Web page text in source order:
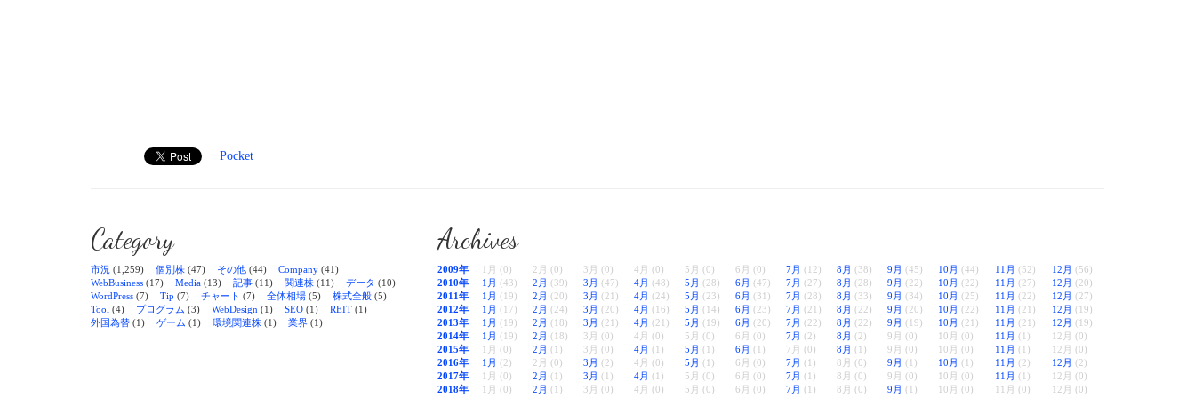
Pocket
Category
市況 (1,259) 個別株 (47) その他 (44) Company (41)
WebBusiness (17) Media (13) 記事 (11) 関連株 (11) データ (10)
WordPress (7) Tip (7) チャート (7) 全体相場 (5) 株式全般 (5)
Tool (4) プログラム (3) WebDesign (1) SEO (1) REIT (1)
外国為替 (1) ゲーム (1) 環境関連株 (1) 業界 (1)
Archives
2009年 1月 (0) 2月 (0) 3月 (0) 4月 (0) 5月 (0) 6月 (0) 7月 (12) 8月 (38) 9月 (45) 10月 (44) 11月 (52) 12月 (56)
2010年
1月 (43) 2月 (39) 3月 (47) 4月 (48) 5月 (28) 6月 (47) 7月 (27) 8月 (28) 9月 (22) 10月 (22) 11月 (27) 12月 (20)
2011年
1月 (19) 2月 (20) 3月 (21) 4月 (24) 5月 (23) 6月 (31) 7月 (28) 8月 (33) 9月 (34) 10月 (25) 11月 (22) 12月 (27)
2012年
1月 (17) 2月 (24) 3月 (20) 4月 (16) 5月 (14) 6月 (23) 7月 (21) 8月 (22) 9月 (20) 10月 (22) 11月 (21) 12月 (19)
2013年
1月 (19) 2月 (18) 3月 (21) 4月 (21) 5月 (19) 6月 (20) 7月 (22) 8月 (22) 9月 (19) 10月 (21) 11月 (21) 12月 (19)
2014年
1月 (19) 2月 (18) 3月 (0) 4月 (0) 5月 (0) 6月 (0) 7月 (2) 8月 (2) 9月 (0) 10月 (0) 11月 (1)
12月 (0)
2015年
1月 (0) 2月 (1) 3月 (0) 4月 (1) 5月 (1) 6月 (1) 7月 (0) 8月 (1) 9月 (0) 10月 (0) 11月 (1)
12月 (0)
2016年
1月 (2) 2月 (0) 3月 (2) 4月 (0) 5月 (1) 6月 (0) 7月 (1) 8月 (0) 9月 (1) 10月 (1) 11月 (2) 12月 (2)
2017年
1月 (0) 2月 (1) 3月 (1) 4月 (1) 5月 (0) 6月 (0) 7月 (1) 8月 (0) 9月 (0) 10月 (0) 11月 (1)
12月 (0)
2018年
1月 (0) 2月 (1) 3月 (0) 4月 (0) 5月 (0) 6月 (0) 7月 (1) 8月 (0) 9月 (1) 10月 (0) 11月 (0) 12月 (0)